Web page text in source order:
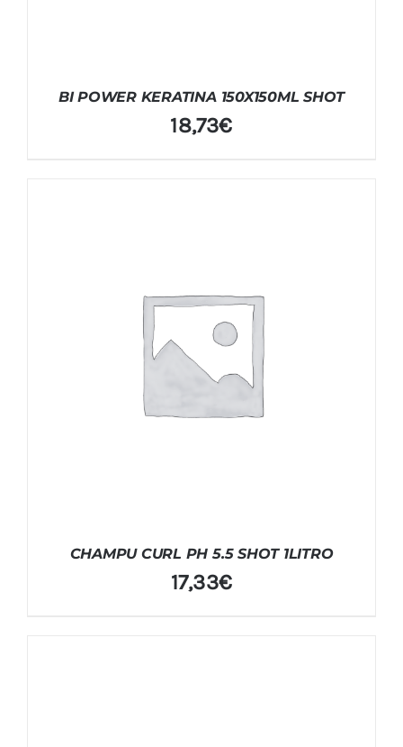
BI POWER KERATINA 150X150ML SHOT
18,73€
CHAMPU CURL PH 5.5 SHOT 1LITRO
17,33€